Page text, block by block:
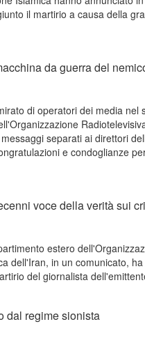
il martirio a causa della
da guerra del
di operatori dei media nel
separati ai direttori
e condoglianze
voce della verità sui
estero
dell'Iran, in un comunicato,
del giornalista
dal regime sionista